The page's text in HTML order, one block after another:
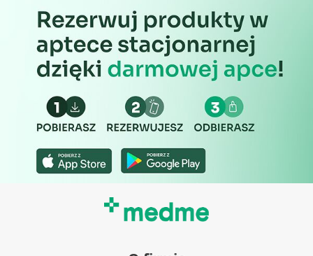
Pomiar efektywności reklam
Pomiar efektywności treści
Rozumienie odbiorców dzięki statystyce lub
Rozwój i ulepszanie usług
Wykorzystywanie ograniczonych danych do
wyboru treści
Użycie dokładnych danych
geolokalizacyjnych